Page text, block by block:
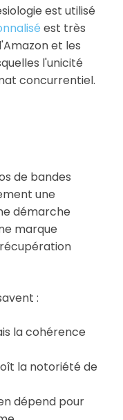
est utilisé
est très
et les
l'unicité
concurrentiel.
de bandes
une
démarche
marque
:
la cohérence
la notoriété de
dépend pour